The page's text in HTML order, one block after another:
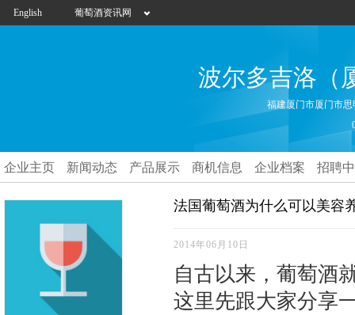
English 葡萄酒资讯网
波尔多吉洛（
福建厦门市厦门市
企业主页 新闻动态 产品展示 商机信息 企业档案 招聘
法国葡萄酒为什么可以美容
2014年06月10日
自古以来，葡萄酒
这里先跟大家分享